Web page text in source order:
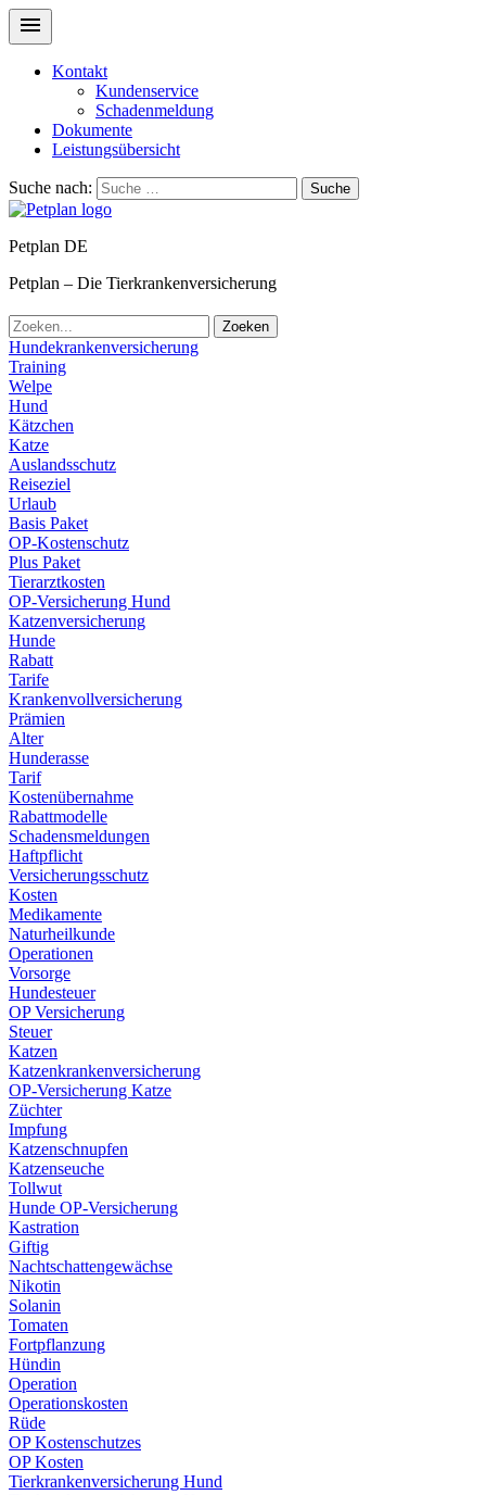
Kontakt
Kundenservice
Schadenmeldung
Dokumente
Leistungsübersicht
Suche nach: Suche
Petplan DE
Petplan – Die Tierkrankenversicherung
Zoeken
Hundekrankenversicherung
Training
Welpe
Hund
Kätzchen
Katze
Auslandsschutz
Reiseziel
Urlaub
Basis Paket
OP-Kostenschutz
Plus Paket
Tierarztkosten
OP-Versicherung Hund
Katzenversicherung
Hunde
Rabatt
Tarife
Krankenvollversicherung
Prämien
Alter
Hunderasse
Tarif
Kostenübernahme
Rabattmodelle
Schadensmeldungen
Haftpflicht
Versicherungsschutz
Kosten
Medikamente
Naturheilkunde
Operationen
Vorsorge
Hundesteuer
OP Versicherung
Steuer
Katzen
Katzenkrankenversicherung
OP-Versicherung Katze
Züchter
Impfung
Katzenschnupfen
Katzenseuche
Tollwut
Hunde OP-Versicherung
Kastration
Giftig
Nachtschattengewächse
Nikotin
Solanin
Tomaten
Fortpflanzung
Hündin
Operation
Operationskosten
Rüde
OP Kostenschutzes
OP Kosten
Tierkrankenversicherung Hund